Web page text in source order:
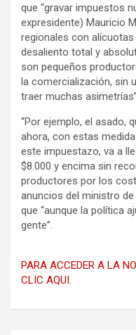
que “gravar impuestos
expresidente) Mauricio
regionales con
desaliento total y
son pequeños
la comercialización, sin
traer muchas
“Por ejemplo, el asado,
ahora, con estas
este impuestazo, va a
$8.000 y encima sin
productores por los
anuncios del ministro
que “aunque la política
gente”.
PARA ACCEDER A LA
CLIC AQUI.